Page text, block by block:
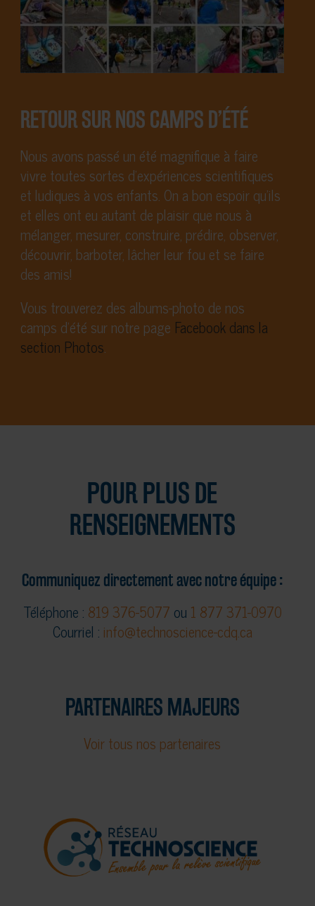
RETOUR SUR NOS CAMPS D’ÉTÉ
Nous avons passé un été magnifique à faire
vivre toutes sortes d’expériences scientifiques
et ludiques à vos enfants. On a bon espoir qu’ils
et elles ont eu autant de plaisir que nous à
mélanger, mesurer, construire, prédire, observer,
découvrir, barboter, lâcher leur fou et se faire
des amis!
Vous trouverez des albums-photo de nos
camps d’été sur notre page Facebook dans la
section Photos.
POUR PLUS DE
RENSEIGNEMENTS
Communiquez directement avec notre équipe :
Téléphone : 819 376-5077 ou 1 877 371-0970
Courriel : info@technoscience-cdq.ca
PARTENAIRES MAJEURS
Voir tous nos partenaires